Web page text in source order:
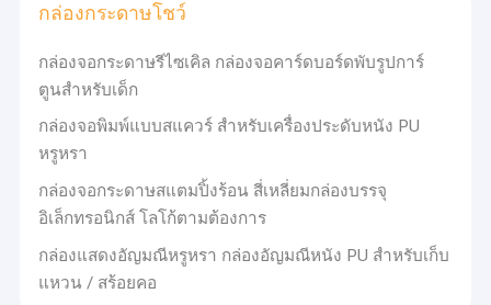
ขอทุน
บรรจุภัณฑ์กล่องของขวัญ
กล่องของขวัญแม่เหล็ก
กล่องของขวัญพับได้
กล่องกระดาษโชว์
กล่องจอกระดาษรีไซเคิล กล่องจอคาร์ดบอร์ดพับรูปการ์
ตูนสําหรับเด็ก
กล่องจอพิมพ์แบบสแควร์ สําหรับเครื่องประดับหนัง PU
หรูหรา
กล่องจอกระดาษสแตมปิ้งร้อน สี่เหลี่ยมกล่องบรรจุ
อิเล็กทรอนิกส์ โลโก้ตามต้องการ
กล่องแสดงอัญมณีหรูหรา กล่องอัญมณีหนัง PU สําหรับเก็บ
แหวน / สร้อยคอ
กล่อง สี สูง และ สูง(ตัวอย่างกล่องของขวัญกล่องเครื่องสําอางกล่อง
กระเป๋า กระดาษ ที่ ดี ที่สุด
(ตัวอย่างเช่น เครื่องมือ, ของที่ระลึก,
รีไซเคิล)
ปฏิทินโต๊ะและปฏิทินผนัง
คุณภาพและการปรับแต่ง
ในฐานะเป็นบริษัทที่ตั้งอยู่ในโรงงาน เรานําเสนอผลิตภัณฑ์การบรรจุ
กระดาษที่มีคุณภาพในราคาที่ดีที่สุด พนักงานที่มีความชํานาญของเรา
รับประกันคุณภาพการพิมพ์และการเสร็จสิ้นสูงเราต้อนรับการสั่งซื้อที่
บัตรขาว
กระดาษเคลือบ